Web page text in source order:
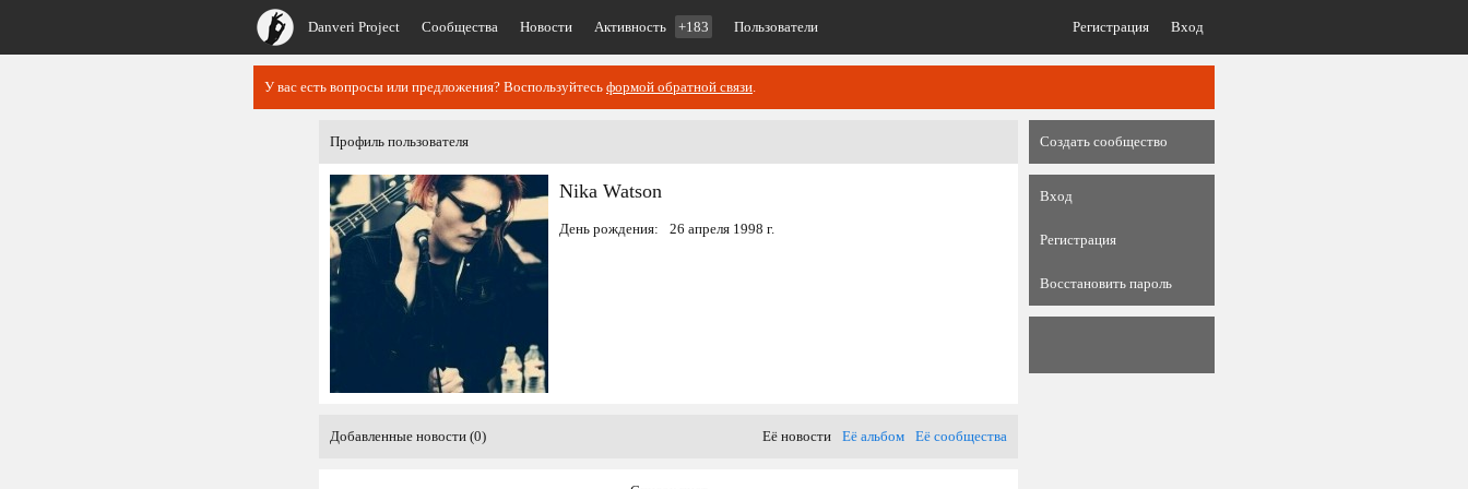
Danveri Project Сообщества Новости Активность +183 Пользователи Регистрация Вход
У вас есть вопросы или предложения? Воспользуйтесь формой обратной связи.
Профиль пользователя
Nika Watson
День рождения: 26 апреля 1998 г.
Добавленные новости (0) Её новости Её альбом Её сообщества
Создать сообщество
Вход
Регистрация
Восстановить пароль